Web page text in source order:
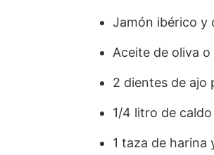
Jamón ibérico y
Aceite de oliva
2 dientes de ajo
1/4 litro de
1 taza de harina